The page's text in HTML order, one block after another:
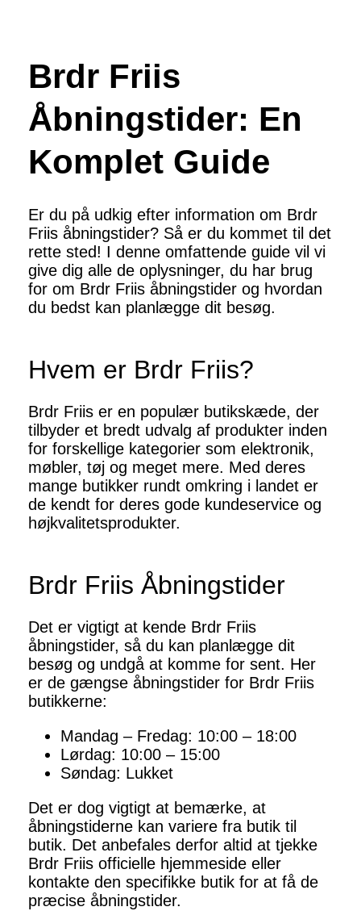
Brdr Friis
Åbningstider: En
Komplet Guide
Er du på udkig efter information om Brdr
Friis åbningstider? Så er du kommet til det
rette sted! I denne omfattende guide vil vi
give dig alle de oplysninger, du har brug
for om Brdr Friis åbningstider og hvordan
du bedst kan planlægge dit besøg.
Hvem er Brdr Friis?
Brdr Friis er en populær butikskæde, der
tilbyder et bredt udvalg af produkter inden
for forskellige kategorier som elektronik,
møbler, tøj og meget mere. Med deres
mange butikker rundt omkring i landet er
de kendt for deres gode kundeservice og
højkvalitetsprodukter.
Brdr Friis Åbningstider
Det er vigtigt at kende Brdr Friis
åbningstider, så du kan planlægge dit
besøg og undgå at komme for sent. Her
er de gængse åbningstider for Brdr Friis
butikkerne:
Mandag – Fredag: 10:00 – 18:00
Lørdag: 10:00 – 15:00
Søndag: Lukket
Det er dog vigtigt at bemærke, at
åbningstiderne kan variere fra butik til
butik. Det anbefales derfor altid at tjekke
Brdr Friis officielle hjemmeside eller
kontakte den specifikke butik for at få de
præcise åbningstider.